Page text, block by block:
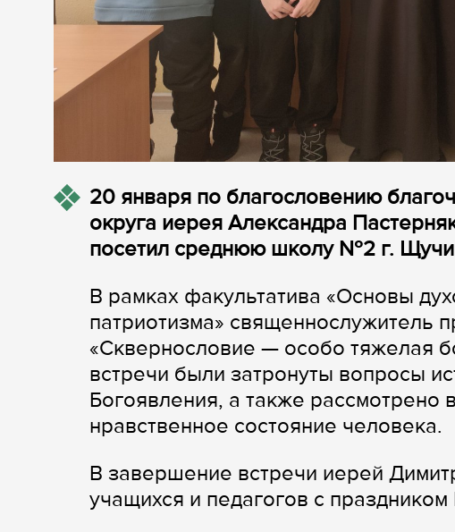
20 января по благословению
округа иерея Александра
посетил среднюю школу №2 г.
В рамках факультатива «Основы
патриотизма» священнослужитель
«Сквернословие — особо тяжелая
встречи были затронуты вопросы
Богоявления, а также рассмотрено
нравственное состояние человека.
В завершение встречи иерей
учащихся и педагогов с